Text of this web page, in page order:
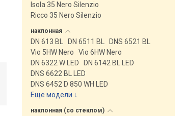
Isola 35 Nero Silenzio
Ricco 35 Nero Silenzio
наклонная
DN 613 BL DN 6511 BL
DNS 6521 BL
Vio 5HW Nero
Vio 6HW Nero
DN 6322 W LED
DN 6142 BL LED
DNS 6622 BL LED
DNS 6452 D 850 WH LED
Еще модели ↓
наклонная (со стеклом)